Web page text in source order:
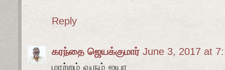
Reply
கரந்தை ஜெயக்குமார் June 3, 2017 at
மாற்றம் வரும் ஐயா